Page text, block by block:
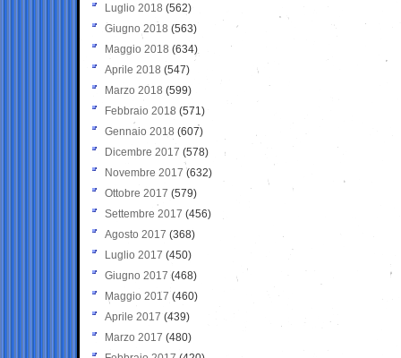
Luglio 2018 (562)
Giugno 2018 (563)
Maggio 2018 (634)
Aprile 2018 (547)
Marzo 2018 (599)
Febbraio 2018 (571)
Gennaio 2018 (607)
Dicembre 2017 (578)
Novembre 2017 (632)
Ottobre 2017 (579)
Settembre 2017 (456)
Agosto 2017 (368)
Luglio 2017 (450)
Giugno 2017 (468)
Maggio 2017 (460)
Aprile 2017 (439)
Marzo 2017 (480)